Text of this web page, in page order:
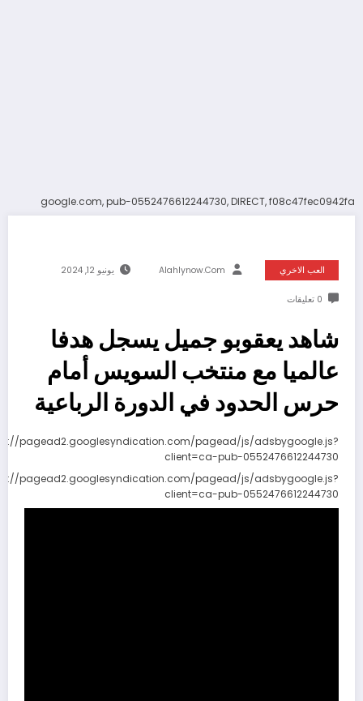
google.com, pub-0552476612244730, DIRECT, f08c47fec0942fa
العب الاخري Alahlynow.com يونيو 12, 2024
0 تعليقات
شاهد يعقوبو جميل يسجل هدفا
عالميا مع منتخب السويس أمام
حرس الحدود في الدورة الرباعية
pagead2.googlesyndication.com/pagead/js/adsbygoogle.js?
client=ca-pub-0552476612244730
pagead2.googlesyndication.com/pagead/js/adsbygoogle.js?
client=ca-pub-0552476612244730